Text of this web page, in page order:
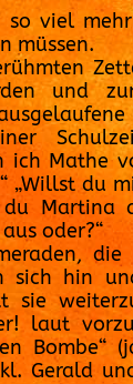
viel
müssen.
und
ich Mathe
„Willst du
Martina
oder?“
sich hin
sie
laut
Bombe“
Gerald